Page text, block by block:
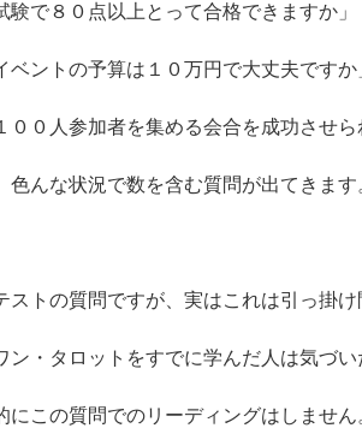
で８０点以上とって合格できますか」
ントの予算は１０万円で大丈夫ですか
０人参加者を集める会合を成功させら
色んな状況で数を含む質問が出てきます
トの質問ですが、実はこれは引っ掛け
ン・タロットをすでに学んだ人は気づい
にこの質問でのリーディングはしません